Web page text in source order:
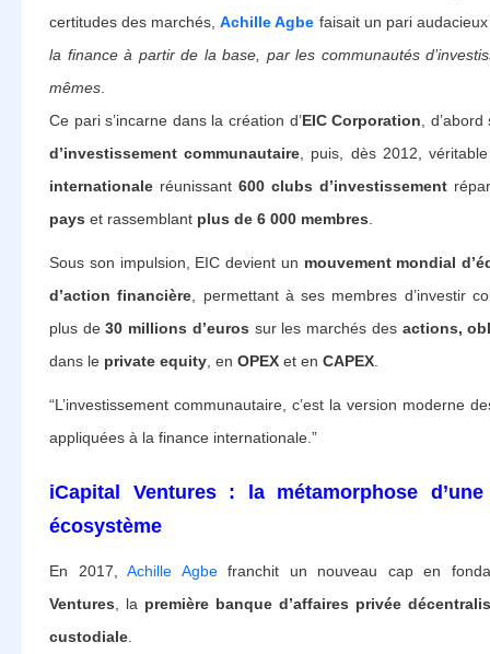
certitudes des marchés,Achille Agbe faisait un pari
la finance à partir de la base, par les communautés
mêmes.
Ce pari s’incarne dans la création d’EIC Corporation,
d’investissement communautaire, puis, dès 2012,
internationale réunissant 600 clubs d’investissement
pays et rassemblant plus de 6 000 membres.
Sous son impulsion, EIC devient un mouvement mondial
d’action financière, permettant à ses membres d’investir
plus de30 millions d’euros sur les marchés des actions,
dans le private equity, en OPEX et en CAPEX.
“L’investissement communautaire, c’est la version moderne
appliquées à la finance internationale.”
iCapital Ventures : la métamorphose
écosystème
En 2017, Achille Agbefranchit un nouveau cap en
Ventures, la première banque d’affaires privée
custodiale.